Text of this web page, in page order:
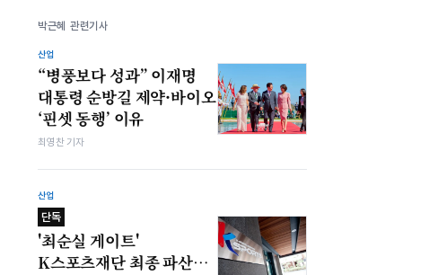
박근혜 관련기사
산업
“병풍보다 성과” 이재명
대통령 순방길 제약·바이오
‘핀셋 동행’ 이유
최영찬 기자
산업
단독
'최순실 게이트'
K스포츠재단 최종 파산…